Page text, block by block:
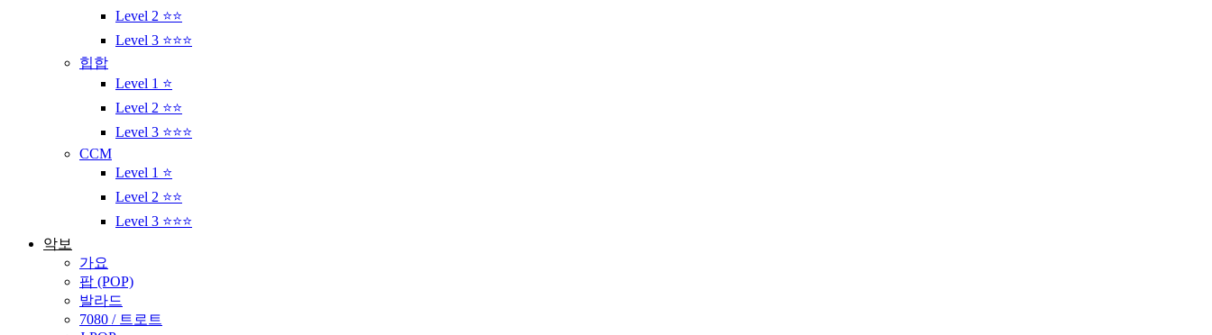
Level 2 ⭐⭐
Level 3 ⭐⭐⭐
힙합
Level 1 ⭐
Level 2 ⭐⭐
Level 3 ⭐⭐⭐
CCM
Level 1 ⭐
Level 2 ⭐⭐
Level 3 ⭐⭐⭐
악보
가요
팝 (POP)
발라드
7080 / 트로트